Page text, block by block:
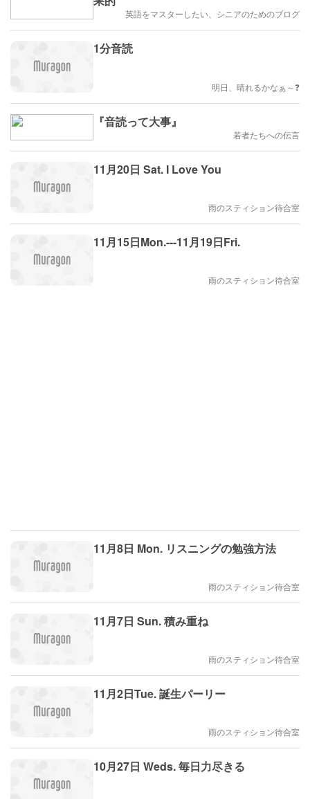
英語をマスターしたい、シニアのためのブログ
1分音読
明日、晴れるかなぁ～❓️
『音読って大事』
若者たちへの伝言
11月20日 Sat. I Love You
雨のスティション待合室
11月15日Mon.---11月19日Fri.
雨のスティション待合室
11月8日 Mon. リスニングの勉強方法
雨のスティション待合室
11月7日 Sun. 積み重ね
雨のスティション待合室
11月2日Tue. 誕生パーリー
雨のスティション待合室
10月27日 Weds. 毎日力尽きる